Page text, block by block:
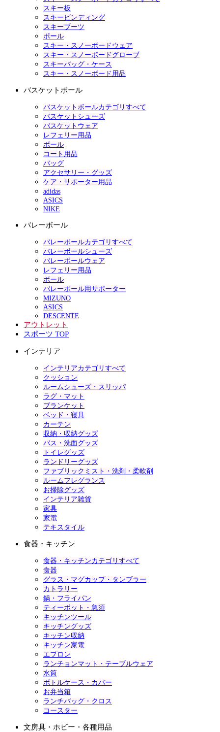
スキー板
スキービンディング
スキーブーツ
ポール
スキー・スノーボードウェア
スキー・スノーボードグローブ
スキーバッグ・ケース
スキー・スノーボード用品
バスケットボール
バスケットボールカテゴリすべて
バスケットシューズ
バスケットウェア
レフェリー用品
ボール
コート用品
バッグ
アクセサリー・グッズ
ケア・サポーター用品
adidas
ASICS
NIKE
バレーボール
バレーボールカテゴリすべて
バレーボールシューズ
バレーボールウェア
レフェリー用品
ボール
バレーボール用サポーター
MIZUNO
ASICS
DESCENTE
アウトレット
スポーツ TOP
インテリア
インテリアカテゴリすべて
クッション
ルームシューズ・スリッパ
ラグ・マット
ブランケット
ベッド・寝具
カーテン
収納・収納グッズ
バス・洗面グッズ
トイレグッズ
ランドリーグッズ
ファブリックミスト・洗剤・柔軟剤
ルームフレグランス
お掃除グッズ
インテリア雑貨
家具
家電
テキスタイル
食器・キッチン
食器・キッチンカテゴリすべて
食器
グラス・マグカップ・タンブラー
カトラリー
鍋・フライパン
ティーポット・急須
キッチンツール
キッチングッズ
キッチン収納
キッチン家電
エプロン
ランチョンマット・テーブルウェア
水筒
ボトルケース・カバー
お弁当箱
ランチバッグ・クロス
コースター
文房具・ホビー・各種用品